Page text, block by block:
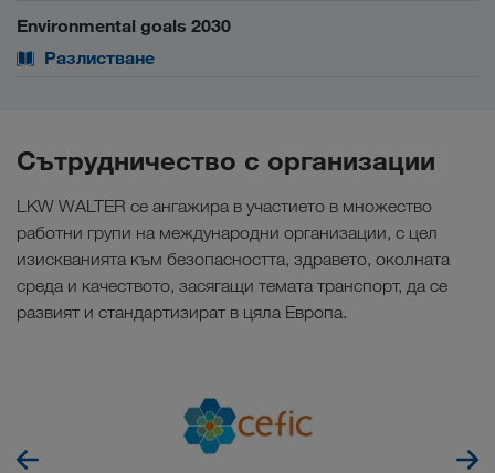
Environmental goals 2030
Разлистване
Сътрудничество с организации
LKW WALTER се ангажира в участието в множество
работни групи на международни организации, с цел
изискванията към безопасността, здравето, околната
среда и качеството, засягащи темата транспорт, да се
развият и стандартизират в цяла Европа.